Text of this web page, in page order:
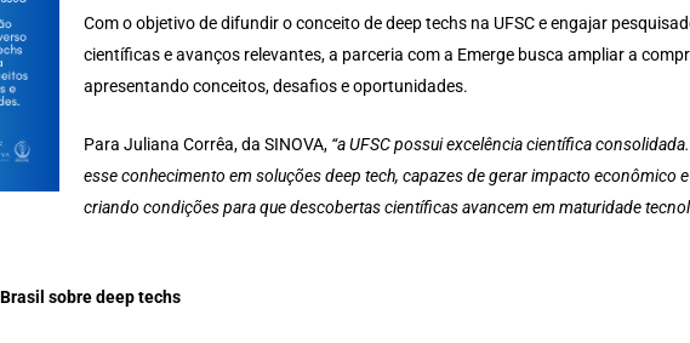
Com o objetivo de difundir o conceito de deep techs na UFSC e engajar
científicas e avanços relevantes, a parceria com a Emerge busca ampliar a
apresentando conceitos, desafios e oportunidades.
Para Juliana Corrêa, da SINOVA, “a UFSC possui excelência científica
esse conhecimento em soluções deep tech, capazes de gerar impacto econômico
criando condições para que descobertas científicas avancem em maturidade
sobre deep techs